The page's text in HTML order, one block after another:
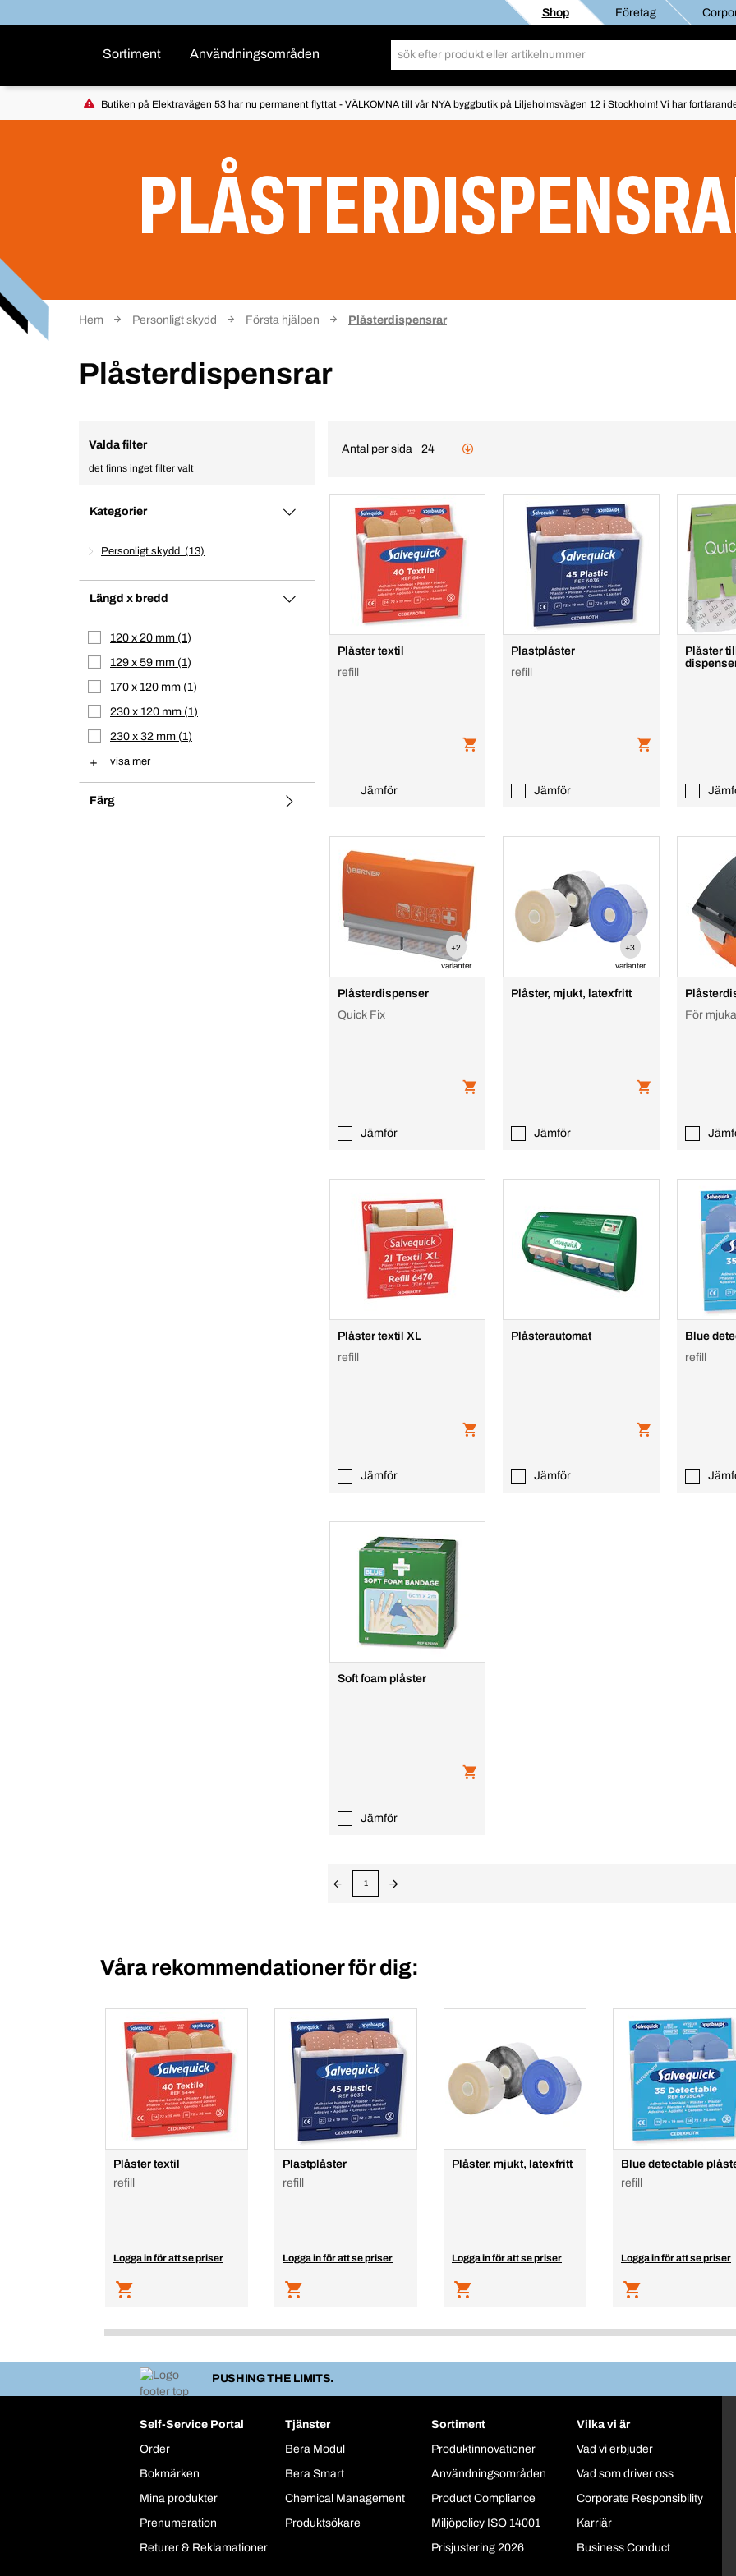
Shop Företag
Sortiment Användningsområden
Butiken på Elektravägen 53 har nu permanent flyttat - VÄLKOMNA till vår NYA byggbutik på Liljeholmsvägen 12 i Stockholm! Vi har
Hem Personligt skydd Första hjälpen Plåsterdispensrar
Plåsterdispensrar
Valda filter
det finns inget filter valt
Kategorier
Personligt skydd 13
Längd x bredd
120 x 20 mm 1
129 x 59 mm 1
170 x 120 mm 1
230 x 120 mm 1
230 x 32 mm 1
visa mer
Färg
Antal per sida 24
Plåster textil
refill
Jämför
Plastplåster
refill
Jämför
Plåster
+2
varianter
Plåsterdispenser
Quick Fix
Jämför
+3
varianter
Plåster, mjukt, latexfritt
Jämför
För
Plåster textil XL
refill
Jämför
Plåsterautomat
Jämför
Blue
refill
Soft foam plåster
Jämför
1
Våra rekommendationer för dig:
Plåster textil
refill
Logga in för att se priser
Plastplåster
refill
Logga in för att se priser
Plåster, mjukt, latexfritt
Logga in för att se priser
Blue detectable
refill
Logga in för att se priser
PUSHING THE LIMITS.
Self-Service Portal
Order
Bokmärken
Mina produkter
Prenumeration
Returer & Reklamationer
Tjänster
Bera Modul
Bera Smart
Chemical Management
Produktsökare
Sortiment
Produktinnovationer
Användningsområden
Product Compliance
Miljöpolicy ISO 14001
Prisjustering 2026
Vilka vi är
Vad vi erbjuder
Vad som driver oss
Corporate Responsibility
Karriär
Business Conduct